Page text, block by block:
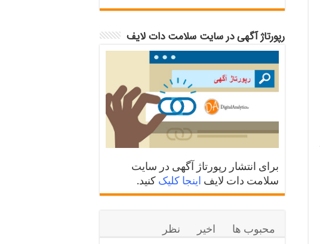
رپورتاژ آگهی در سایت سلامت دات لایف
برای انتشار رپورتاژ آگهی در سایت
سلامت دات لایف اینجا کلیک کنید.
محبوب ها اخیر
نظر